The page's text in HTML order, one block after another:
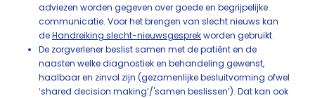
adviezen worden gegeven over goede en begrijpelijke
communicatie. Voor het brengen van slecht nieuws kan
deHandreiking slecht-nieuwsgesprekworden gebruikt.
De zorgverlener beslist samen met de patiënt en de
naasten welke diagnostiek en behandeling gewenst,
haalbaar en zinvol zijn (gezamenlijke besluitvorming ofwel
‘shared decision making’/'samen beslissen’). Dat kan ook